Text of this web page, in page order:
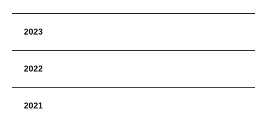
2023
2022
2021